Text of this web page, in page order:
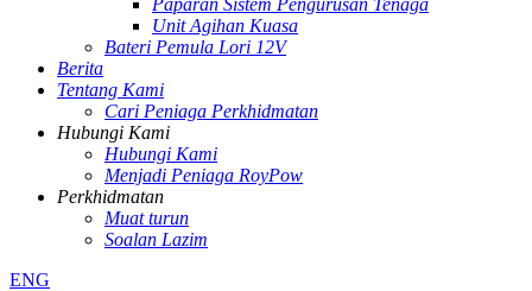
Paparan Sistem Pengurusan Tenaga
Unit Agihan Kuasa
Bateri Pemula Lori 12V
Berita
Tentang Kami
Cari Peniaga Perkhidmatan
Hubungi Kami
Hubungi Kami
Menjadi Peniaga RoyPow
Perkhidmatan
Muat turun
Soalan Lazim
ENG